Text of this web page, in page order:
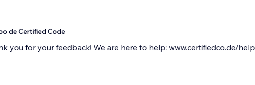
de Certified Code
you for your feedback! We are here to help: www.certifiedco.de/help